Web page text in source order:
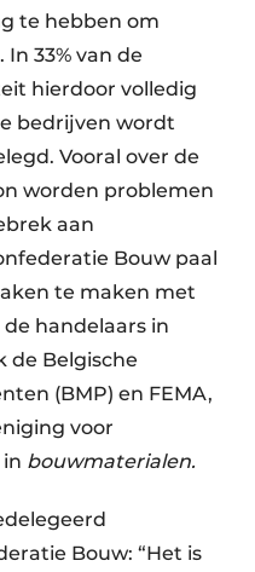
te hebben om
33% van de
hierdoor volledig
bedrijven wordt
Vooral over de
worden problemen
aan
Bouw paal
te maken met
handelaars in
de Belgische
(BMP) en FEMA,
voor
bouwmaterialen.
Bouw: “Het is